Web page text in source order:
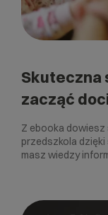
Skuteczna
zacząć
Z ebooka
przedszkola
masz wiedzy